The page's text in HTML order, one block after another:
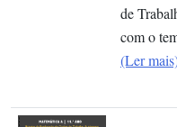
de
com o
(Ler